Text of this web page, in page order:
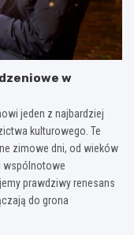
w
jeden z najbardziej
kulturowego. Te
zimowe dni, od wieków
wspólnotowe
prawdziwy renesans
do grona